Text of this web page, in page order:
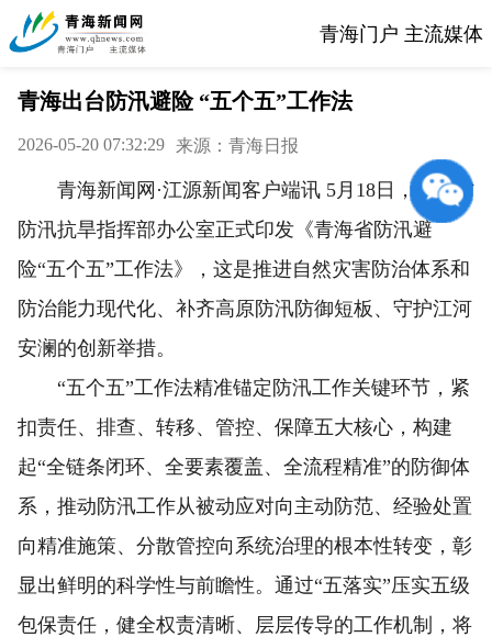
青海门户 主流媒体
青海出台防汛避险 “五个五”工作法
2026-05-20 07:32:29 来源：青海日报
青海新闻网·江源新闻客户端讯 5月18日，青海省
防汛抗旱指挥部办公室正式印发《青海省防汛避
险“五个五”工作法》，这是推进自然灾害防治体系和
防治能力现代化、补齐高原防汛防御短板、守护江河
安澜的创新举措。
“五个五”工作法精准锚定防汛工作关键环节，紧
扣责任、排查、转移、管控、保障五大核心，构建
起“全链条闭环、全要素覆盖、全流程精准”的防御体
系，推动防汛工作从被动应对向主动防范、经验处置
向精准施策、分散管控向系统治理的根本性转变，彰
显出鲜明的科学性与前瞻性。通过“五落实”压实五级
包保责任，健全权责清晰、层层传导的工作机制，将